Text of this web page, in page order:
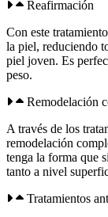
Reafirmación
Con este
la piel, reduciendo
piel joven. Es
peso.
Remodelación
A través de los
remodelación
tenga la forma que
tanto a nivel
Tratamientos